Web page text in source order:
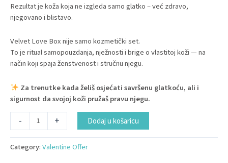
Rezultat je koža koja ne izgleda samo glatko – već zdravo,
njegovano i blistavo.
Velvet Love Box nije samo kozmetički set.
To je ritual samopouzdanja, nježnosti i brige o vlastitoj koži — na
način koji spaja ženstvenost i stručnu njegu.
Za trenutke kada želiš osjećati savršenu glatkoću, ali i
sigurnost da svojoj koži pružaš pravu njegu.
- + Dodaj u košaricu
Category:Valentine Offer